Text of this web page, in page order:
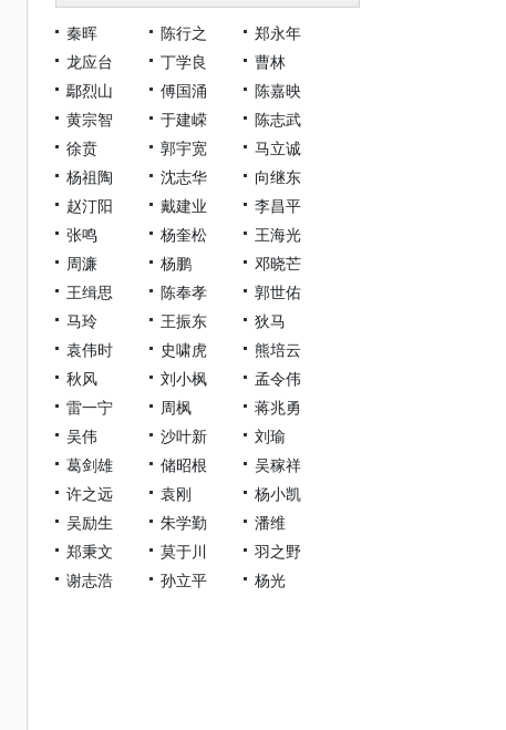
秦晖 陈行之
郑永年
龙应台
丁学良
曹林
鄢烈山
傅国涌
陈嘉映
黄宗智
于建嵘
陈志武
徐贲
郭宇宽
马立诚
杨祖陶
沈志华
向继东
赵汀阳
戴建业
李昌平
张鸣
杨奎松
王海光
周濂
杨鹏
邓晓芒
王缉思
陈奉孝
郭世佑
马玲
王振东
狄马
袁伟时
史啸虎
熊培云
秋风
刘小枫
孟令伟
雷一宁
周枫
蒋兆勇
吴伟
沙叶新
刘瑜
葛剑雄
储昭根
吴稼祥
许之远
袁刚
杨小凯
吴励生
朱学勤
潘维
郑秉文
莫于川
羽之野
谢志浩
孙立平 杨光